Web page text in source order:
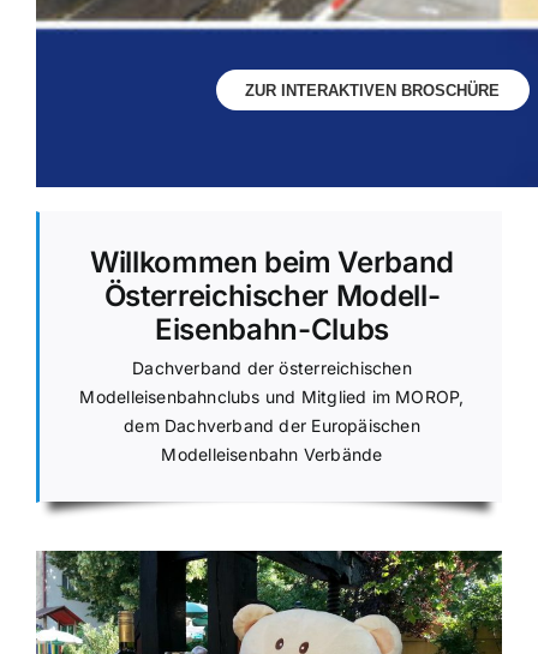
ZUR INTERAKTIVEN BROSCHÜRE
Willkommen beim Verband
Österreichischer Modell-
Eisenbahn-Clubs
Dachverband der österreichischen
Modelleisenbahnclubs und Mitglied im MOROP,
dem Dachverband der Europäischen
Modelleisenbahn Verbände